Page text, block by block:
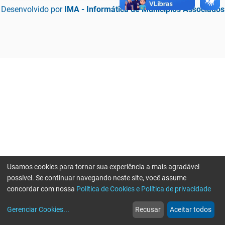
Desenvolvido por IMA - Informática de Municípios Associados
web
Notícias
more_horiz
Mais
Usamos cookies para tornar sua experiência a mais agradável
possível. Se continuar navegando neste site, você assume
concordar com nossa Política de Cookies e Política de privacidade
Gerenciar Cookies... Recusar Aceitar todos
Erro ao enviar informações, por favor tente novamente